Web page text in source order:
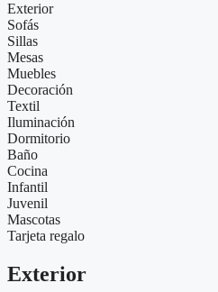
Exterior
Sofás
Sillas
Mesas
Muebles
Decoración
Textil
Iluminación
Dormitorio
Baño
Cocina
Infantil
Juvenil
Mascotas
Tarjeta regalo
Exterior